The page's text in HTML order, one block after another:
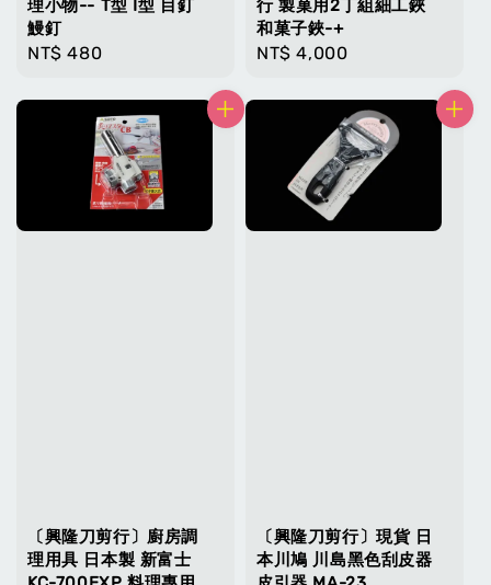
理小物-- T型 I型 目釘
鰻釘
Regular
NT$ 480
行 製菓用2丁組細工鋏
和菓子鋏-+
Regular
NT$ 4,000
〔興隆刀剪行〕廚房調
理用具 日本製 新富士
〔興隆刀剪行〕現貨 日
本川鳩 川島黑色刮皮器